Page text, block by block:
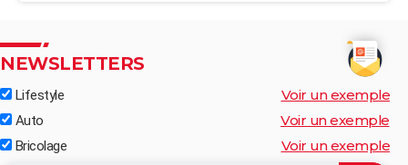
NEWSLETTERS
Lifestyle Voir un exemple
Auto Voir un exemple
Bricolage Voir un exemple